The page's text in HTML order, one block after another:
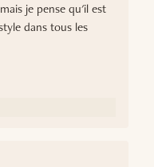
je pense qu'il est
dans tous les